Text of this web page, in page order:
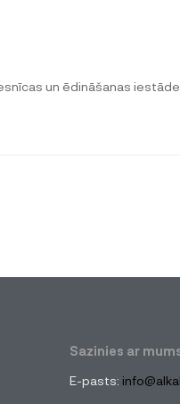
un ēdināšanas
Sazinies ar
E-pasts: